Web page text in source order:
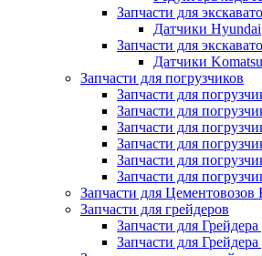
Запчасти для
Датчики Hyundai
Запчасти для
Датчики Komatsu
Запчасти для погрузчиков
Запчасти для
Запчасти для
Запчасти для
Запчасти для
Запчасти для
Запчасти для
Запчасти для
Запчасти для грейдеров
Запчасти для
Запчасти для